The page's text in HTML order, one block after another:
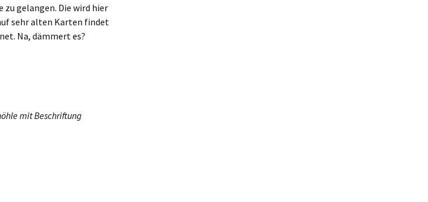
gelangen. Die wird hier
sehr alten Karten findet
Na, dämmert es?
mit Beschriftung